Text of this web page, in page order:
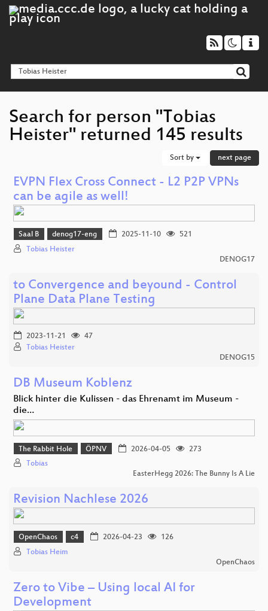
Search for person "Tobias
Heister" returned 145 results
Sort by next page
EVPN Flex Cross Connect - L2 P2P VPNs
can be agile as well!
Saal B denog17-eng 2025-11-10
521
Tobias Heister
DENOG17
to Convergence and beyound - Control
Plane Data Plane Testing
2023-11-21
47
Tobias Heister
DENOG15
DB Museum Koblenz
Blick hinter die Kulissen - das Ehrenamt im Museum -
die…
The Rabbit Hole ÖPNV 2026-04-05
273
Tobias
EasterHegg 2026: The Bunny Is A Lie
Revision Nachlese 2026
OpenChaos c4 2026-04-23
126
Tobias Heim
OpenChaos
Zero to Vibe – Using local AI for
Development